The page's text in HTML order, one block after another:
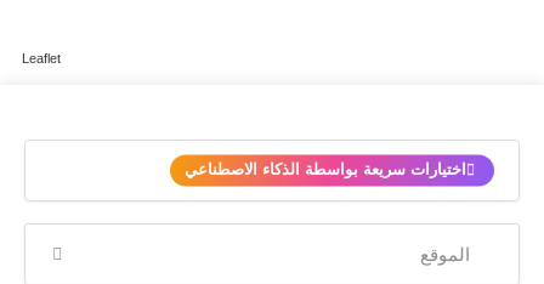
✨ اختيارات سريعة بواسطة الذكاء الاصطناعي
Leaflet